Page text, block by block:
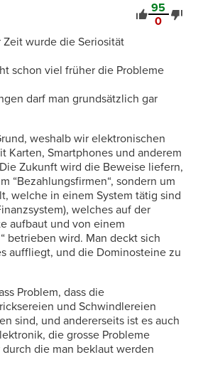
95
0
wurde die Seriosität
schon viel früher die Probleme
darf man grundsätzlich gar
weshalb wir elektronischen
Karten, Smartphones und anderem
Zukunft wird die Beweise liefern,
“Bezahlungsfirmen“, sondern um
welche in einem System tätig sind
welches auf der
aufbaut und von einem
betrieben wird. Man deckt sich
auffliegt, und die Dominosteine zu
Problem, dass die
und Schwindlereien
sind, und andererseits ist es auch
die grosse Probleme
die man beklaut werden